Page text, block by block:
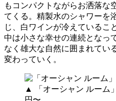
もコンパクトながらお洒落な
てくる。精製水のシャワーを
じ、白ワインが冷えているこ
中は小さな幸せの連続となっ
なく雄大な自然に囲まれてい
変わっていく。
▲ 「オーシャン ルーム